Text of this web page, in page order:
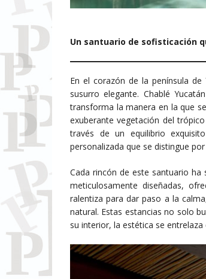
Un santuario de sofisticación
En el corazón de la península
susurro elegante. Chablé
transforma la manera en la que
exuberante vegetación del
través de un equilibrio
personalizada que se distingue
Cada rincón de este santuario ha
meticulosamente diseñadas,
ralentiza para dar paso a la
natural. Estas estancias no solo
su interior, la estética se